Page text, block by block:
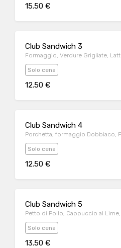
15.50 €
Club Sandwich 3
Formaggio, Verdure Grigliate,
Solo cena
12.50 €
Club Sandwich 4
Porchetta, formaggio Dobbiaco,
Solo cena
12.50 €
Club Sandwich 5
Petto di Pollo, Cappuccio al
Solo cena
13.50 €